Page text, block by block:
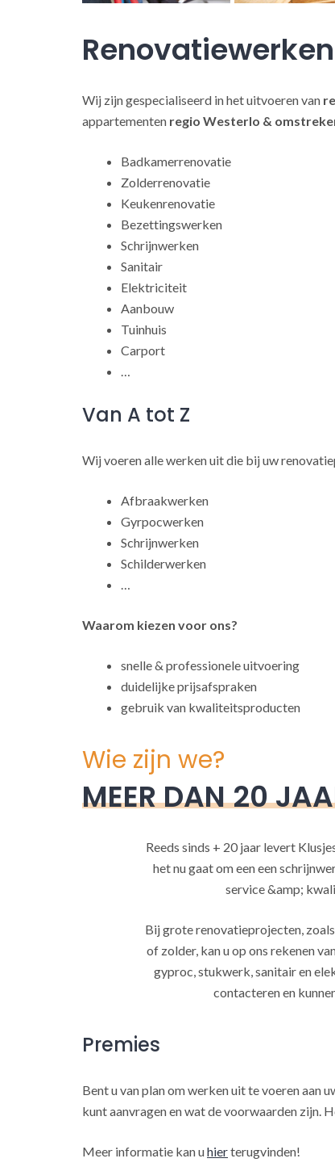
Wij zijn gespecialiseerd in het uitvoeren van
appartementen regio Westerlo &
Badkamerrenovatie
Zolderrenovatie
Keukenrenovatie
Bezettingswerken
Schrijnwerken
Sanitair
Elektriciteit
Aanbouw
Tuinhuis
Carport
Van A tot Z
Wij voeren alle werken uit die bij uw
Afbraakwerken
Gyrpocwerken
Schrijnwerken
Schilderwerken
Waarom kiezen voor ons?
snelle & professionele uitvoering
duidelijke prijsafspraken
gebruik van kwaliteitsproducten
Wie zijn we?
MEER DAN 20
Reeds sinds + 20 jaar levert
het nu gaat om een een
service &amp;
Bij grote renovatieprojecten,
of zolder, kan u op ons rekenen
gyproc, stukwerk, sanitair en
contacteren en
Premies
Bent u van plan om werken uit te voeren aan
kunt aanvragen en wat de voorwaarden zijn.
Meer informatie kan uhierterugvinden!